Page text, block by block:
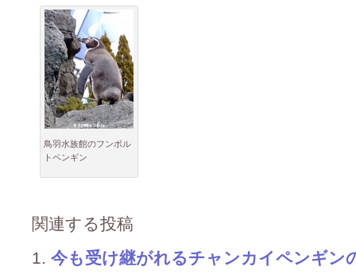
鳥羽水族館のフンボル
トペンギン
関連する投稿
今も受け継がれるチャンカイペンギン